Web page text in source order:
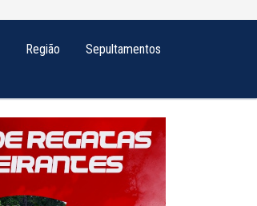
Região Sepultamentos